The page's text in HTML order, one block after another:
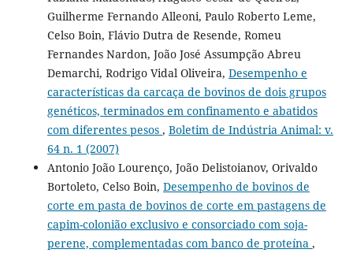
Guilherme Fernando Alleoni, Paulo Roberto Leme,
Celso Boin, Flávio Dutra de Resende, Romeu
Fernandes Nardon, João José Assumpção Abreu
Demarchi, Rodrigo Vidal Oliveira, Desempenho e
características da carcaça de bovinos de dois grupos
genéticos, terminados em confinamento e abatidos
com diferentes pesos , Boletim de Indústria Animal: v.
64 n. 1 (2007)
Antonio João Lourenço, João Delistoianov, Orivaldo
Bortoleto, Celso Boin, Desempenho de bovinos de
corte em pasta de bovinos de corte em pastagens de
capim-colonião exclusivo e consorciado com soja-
perene, complementadas com banco de proteína ,